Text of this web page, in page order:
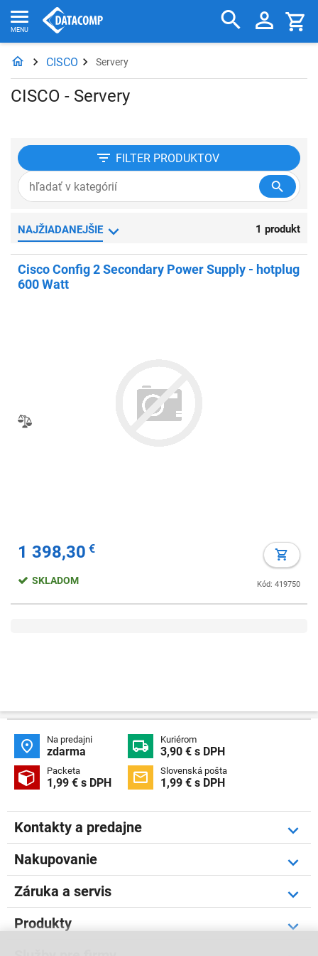
CISCO Servery
CISCO - Servery
FILTER PRODUKTOV
NAJŽIADANEJŠIE 1 produkt
Cisco Config 2 Secondary Power Supply - hotplug
600 Watt
1 398,30 €
Kód: 419750
SKLADOM
 Na predajni
zdarma  Kuriérom
3,90 € s DPH
 Packeta
1,99 € s DPH  Slovenská pošta
1,99 € s DPH
Kontakty a predajne
Nakupovanie
Záruka a servis
Produkty